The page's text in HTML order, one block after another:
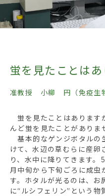
蛍を見たことはあ
准教授 小柳 円（免疫生
蛍を見たことはあります
んど蛍を見たことがありま
基本的なゲンジボタルの
けて、水辺の草むらに産卵
り、水中に降りてきます。
月中旬から下旬ごろに成虫
す。ホタルが光るのは、お
に“ルシフェリン”という物